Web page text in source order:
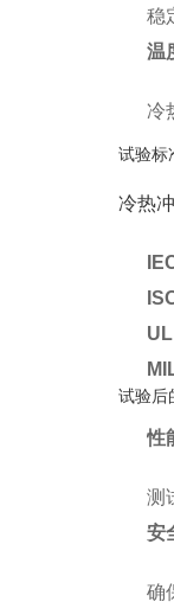
稳
温
冷
试验标
冷热
试验后
性
测
安
确